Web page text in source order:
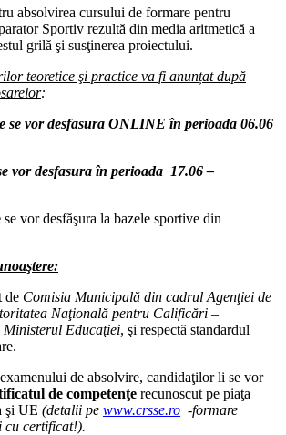
absolvirea cursului de formare pentru
Sportiv rezultă din media aritmetică a
grilă şi susţinerea proiectului.
teoretice şi practice va fi anunțat după
:
se vor desfasura ONLINE în perioada 06.06
vor desfasura în perioada 17.06 –
se vor desfăşura la bazele sportive din
de Comisia Municipală din cadrul Agenţiei de
Naţională pentru Calificări –
Educaţiei, şi respectă standardul
de absolvire, candidaţilor li se vor
de competenţe recunoscut pe piaţa
şi UE (detalii pe www.crsse.ro -formare
cu certificat!).